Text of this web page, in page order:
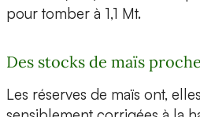
pour tomber à 1,1 Mt.
Des stocks de maïs
Les réserves de maïs ont,